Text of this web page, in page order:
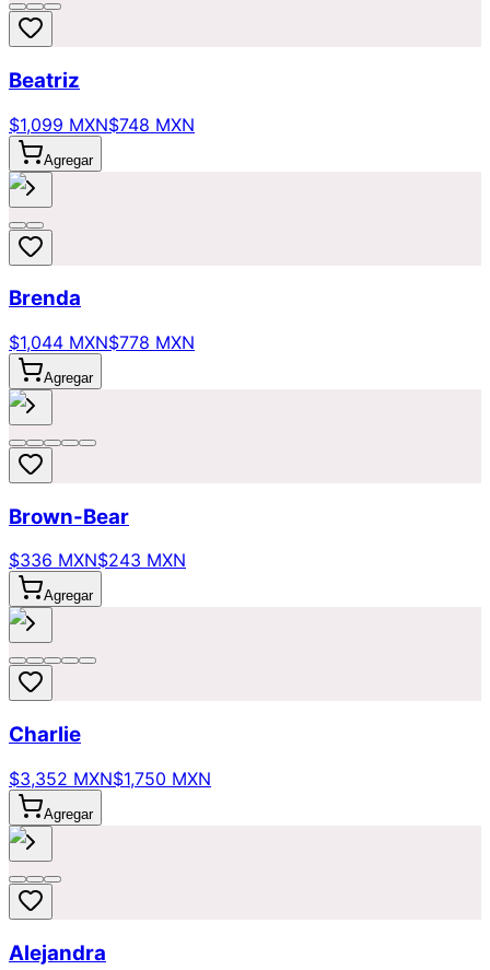
Beatriz
$1,099 MXN$748 MXN
Agregar
Brenda
$1,044 MXN$778 MXN
Agregar
Brown-Bear
$336 MXN$243 MXN
Agregar
Charlie
$3,352 MXN$1,750 MXN
Agregar
Alejandra